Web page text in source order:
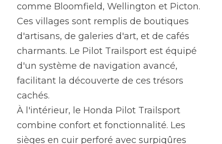
comme Bloomfield, Wellington et Picton.
Ces villages sont remplis de boutiques
d'artisans, de galeries d'art, et de cafés
charmants. Le Pilot Trailsport est équipé
d'un système de navigation avancé,
facilitant la découverte de ces trésors
cachés.
À l'intérieur, le Honda Pilot Trailsport
combine confort et fonctionnalité. Les
sièges en cuir perforé avec surpiqûres